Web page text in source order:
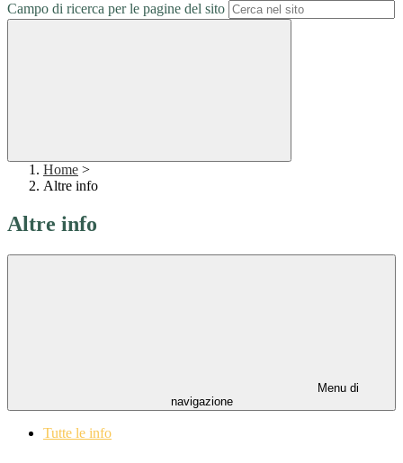
Campo di ricerca per le pagine del sito
Home >
Altre info
Altre info
Menu di
navigazione
Tutte le info